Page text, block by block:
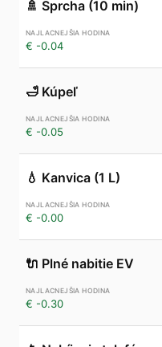
🚿 Sprcha (10 min)
€ -0.04
🛁 Kúpeľ
€ -0.05
💧 Kanvica (1 L)
€ -0.00
🔌 Plné nabitie EV
€ -0.30